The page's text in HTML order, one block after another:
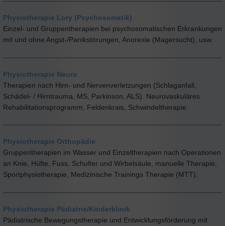
Physiotherapie Lory (Psychosomatik)
Einzel- und Gruppentherapien bei psychosomatischen Erkrankungen
mit und ohne Angst-/Panikstörungen, Anorexie (Magersucht), usw.
Physiotherapie Neuro
Therapien nach Hirn- und Nervenverletzungen (Schlaganfall,
Schädel- / Hirntrauma, MS, Parkinson, ALS). Neurovaskuläres
Rehabilitationsprogramm, Feldenkrais, Schwindeltherapie.
Physiotherapie Orthopädie
Gruppentherapien im Wasser und Einzeltherapien nach Operationen
an Knie, Hüfte, Fuss, Schulter und Wirbelsäule, manuelle Therapie,
Sportphysiotherapie, Medizinische Trainings Therapie (MTT).
Physiotherapie Pädiatrie/Kinderklinik
Pädiatrische Bewegungstherapie und Entwicklungsförderung mit